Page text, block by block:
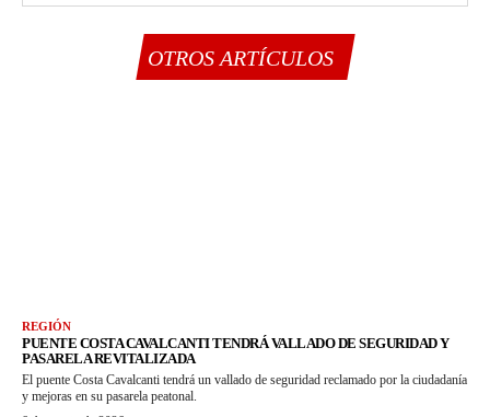
OTROS ARTÍCULOS
REGIÓN
PUENTE COSTA CAVALCANTI TENDRÁ VALLADO DE SEGURIDAD Y
PASARELA REVITALIZADA
El puente Costa Cavalcanti tendrá un vallado de seguridad reclamado por la ciudadanía
y mejoras en su pasarela peatonal.